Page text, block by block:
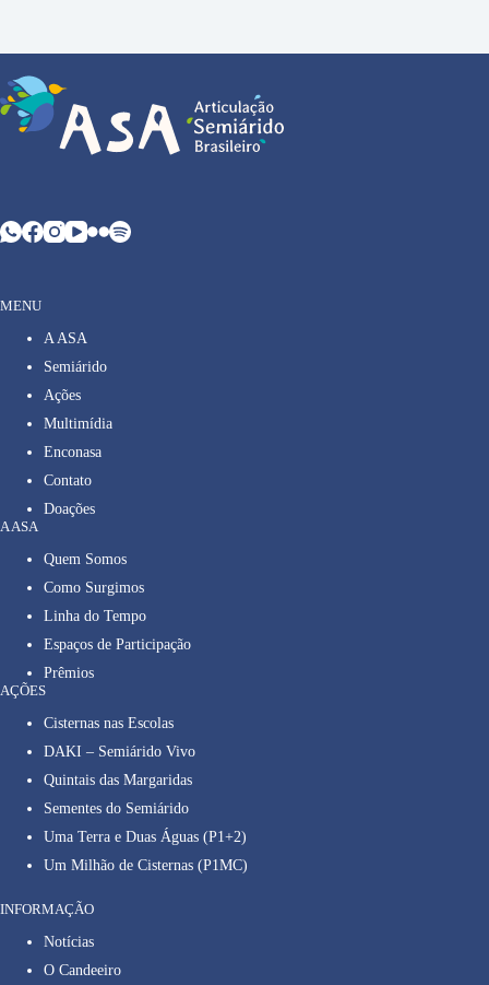
MENU
A ASA
Semiárido
Ações
Multimídia
Enconasa
Contato
Doações
A ASA
Quem Somos
Como Surgimos
Linha do Tempo
Espaços de Participação
Prêmios
AÇÕES
Cisternas nas Escolas
DAKI – Semiárido Vivo
Quintais das Margaridas
Sementes do Semiárido
Uma Terra e Duas Águas (P1+2)
Um Milhão de Cisternas (P1MC)
INFORMAÇÃO
Notícias
O Candeeiro